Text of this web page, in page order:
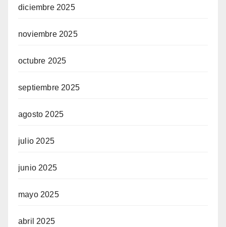
diciembre 2025
noviembre 2025
octubre 2025
septiembre 2025
agosto 2025
julio 2025
junio 2025
mayo 2025
abril 2025